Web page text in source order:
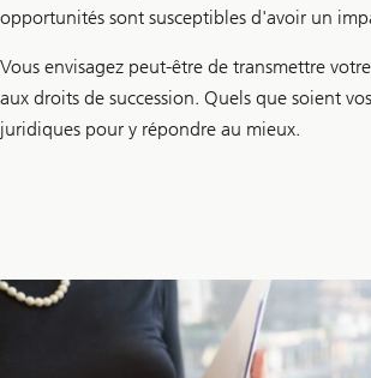
opportunités sont susceptibles d'avoir un
Vous envisagez peut-être de transmettre
aux droits de succession. Quels que soient
juridiques pour y répondre au mieux.